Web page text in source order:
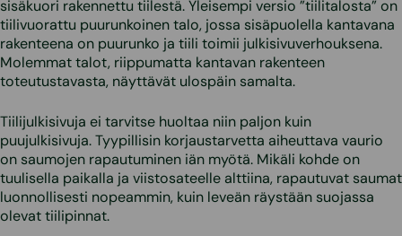
sisäkuori rakennettu tiilestä. Yleisempi versio ”tiilitalosta” on
tiilivuorattu puurunkoinen talo, jossa sisäpuolella kantavana
rakenteena on puurunko ja tiili toimii julkisivuverhouksena.
Molemmat talot, riippumatta kantavan rakenteen
toteutustavasta, näyttävät ulospäin samalta.
Tiilijulkisivuja ei tarvitse huoltaa niin paljon kuin
puujulkisivuja. Tyypillisin korjaustarvetta aiheuttava vaurio
on saumojen rapautuminen iän myötä. Mikäli kohde on
tuulisella paikalla ja viistosateelle alttiina, rapautuvat saumat
luonnollisesti nopeammin, kuin leveän räystään suojassa
olevat tiilipinnat.